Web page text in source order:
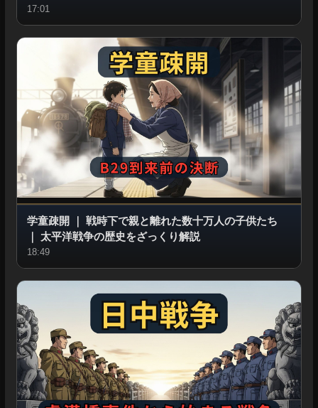
17:01
学童疎開 ｜ 戦時下で親と離れた数十万人の子供たち
｜ 太平洋戦争の歴史をざっくり解説
18:49